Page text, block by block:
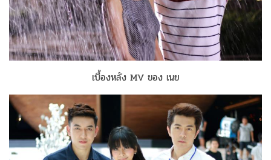
เบื้องหลัง MV ของ เนย